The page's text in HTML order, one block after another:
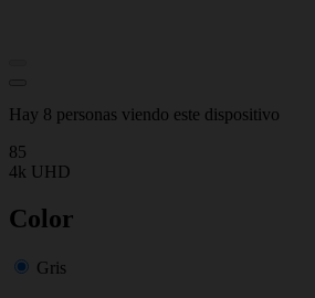
Hay 8 personas viendo este dispositivo
85
4k UHD
Color
Gris